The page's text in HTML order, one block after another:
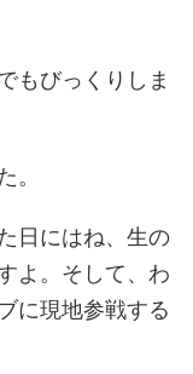
もびっくりしま
。
日にはね、生の
よ。そして、わ
に現地参戦する